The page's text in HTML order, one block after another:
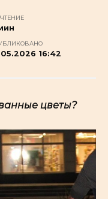
16:42
цветы?